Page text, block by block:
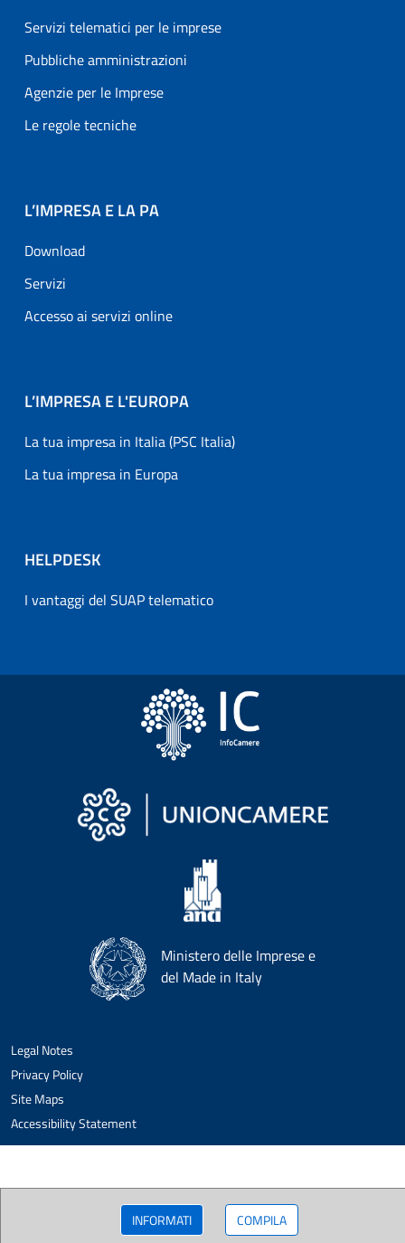
INFORMATI COMPILA
Servizi telematici per le imprese
Pubbliche amministrazioni
Agenzie per le Imprese
Le regole tecniche
L’IMPRESA E LA PA
Download
Servizi
Accesso ai servizi online
L’IMPRESA E L'EUROPA
La tua impresa in Italia (PSC Italia)
La tua impresa in Europa
HELPDESK
I vantaggi del SUAP telematico
Ministero delle Imprese e
del Made in Italy
Legal Notes
Privacy Policy
Site Maps
Accessibility Statement